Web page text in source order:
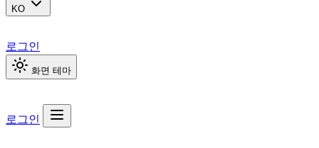
KO
로그인
화면 테마
로그인